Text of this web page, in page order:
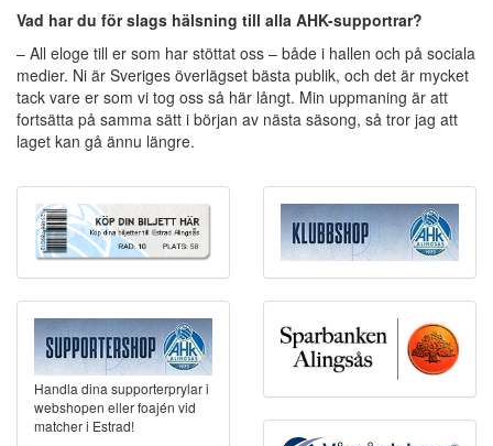
Vad har du för slags hälsning till alla AHK-supportrar?
– All eloge till er som har stöttat oss – både i hallen och på sociala
medier. Ni är Sveriges överlägset bästa publik, och det är mycket
tack vare er som vi tog oss så här långt. Min uppmaning är att
fortsätta på samma sätt i början av nästa säsong, så tror jag att
laget kan gå ännu längre.
Handla dina supporterprylar i
webshopen eller foajén vid
matcher i Estrad!